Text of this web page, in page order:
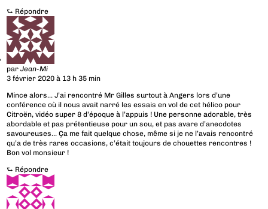
⮑ Répondre
parJean-Mi
3 février 2020 à 13 h 35 min
Mince alors… J’ai rencontré Mr Gilles surtout à Angers lors d’une
conférence où il nous avait narré les essais en vol de cet hélico pour
Citroën, vidéo super 8 d’époque à l’appuis ! Une personne adorable, très
abordable et pas prétentieuse pour un sou, et pas avare d’anecdotes
savoureuses… Ça me fait quelque chose, même si je ne l’avais rencontré
qu’a de très rares occasions, c’était toujours de chouettes rencontres !
Bon vol monsieur !
⮑ Répondre